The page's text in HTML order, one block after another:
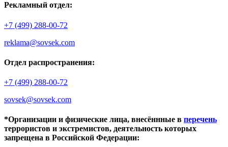
Рекламный отдел:
+7 (499) 288-00-72
reklama@sovsek.com
Отдел распространения:
+7 (499) 288-00-72
sovsek@sovsek.com
*Организации и физические лица, внесённные в перечень
террористов и экстремистов, деятельность которых
запрещена в Российской Федерации: